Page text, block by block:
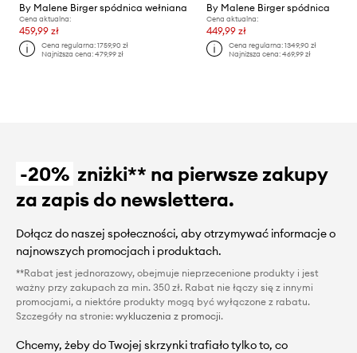
By Malene Birger spódnica wełniana
Cena aktualna:
459,99 zł
Cena regularna:1759,90 zł
Najniższa cena:479,99 zł
By Malene Birger spódnica
Cena aktualna:
449,99 zł
Cena regularna: 1349,90 zł
Najniższa cena: 469,99 zł
-20% zniżki** na pierwsze zakupy
za zapis do newslettera.
Dołącz do naszej społeczności, aby otrzymywać informacje o
najnowszych promocjach i produktach.
**Rabat jest jednorazowy, obejmuje nieprzecenione produkty i jest
ważny przy zakupach za min. 350 zł. Rabat nie łączy się z innymi
promocjami, a niektóre produkty mogą być wyłączone z rabatu.
Szczegóły na stronie: wykluczenia z promocji.
Chcemy, żeby do Twojej skrzynki trafiało tylko to, co